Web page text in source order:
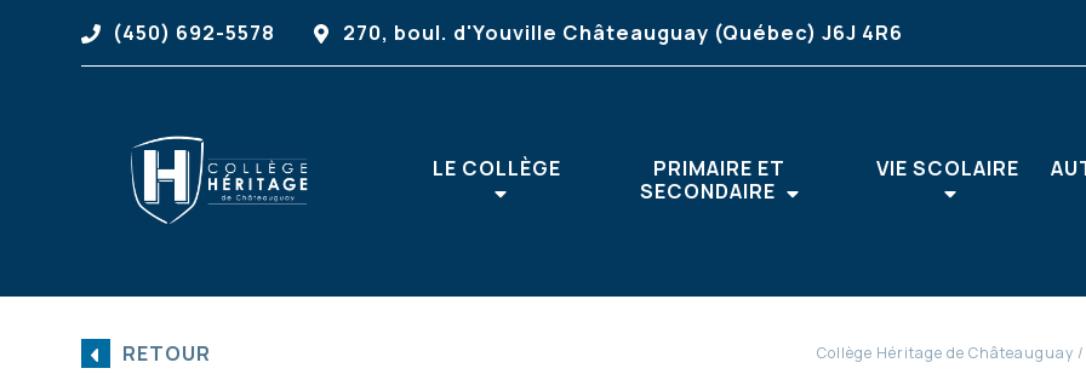
(450) 692-5578 270, boul. d'Youville Châteauguay (Québec) J6J 4R6
LE COLLÈGE
PRIMAIRE ET
SECONDAIRE
VIE SCOLAIRE
RETOUR Collège Héritage de Châteauguay